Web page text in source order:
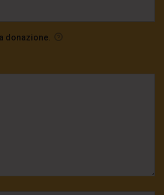
donazione.